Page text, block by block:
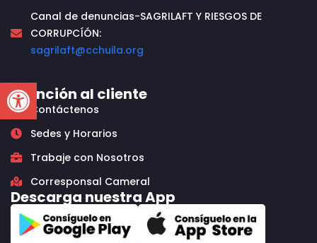
Open toolbar
Canal de denuncias-SAGRILAFT Y RIESGOS DE
CORRUPCÍÓN:
sagrilaft@cchuila.org
Atención al cliente
Contáctenos
Sedes y Horarios
Trabaje con Nosotros
Corresponsal Cameral
Descarga nuestra App